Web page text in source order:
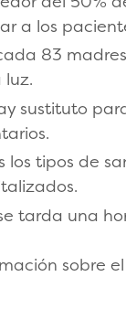
a los
83
sustituto
los tipos de
tarda una
sobre el